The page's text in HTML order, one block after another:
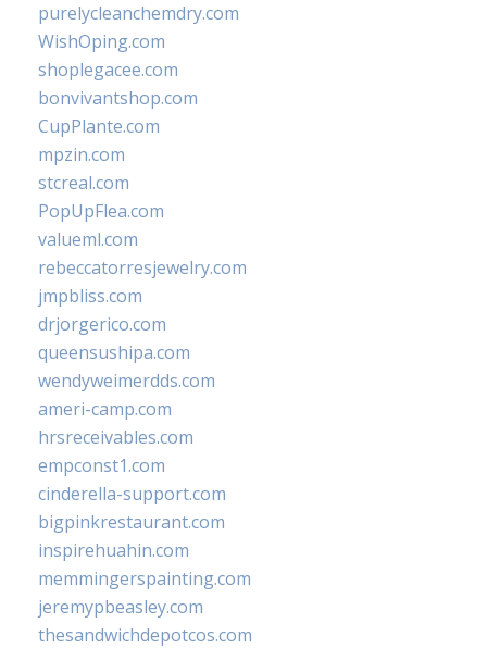
purelycleanchemdry.com
WishOping.com
shoplegacee.com
bonvivantshop.com
CupPlante.com
mpzin.com
stcreal.com
PopUpFlea.com
valueml.com
rebeccatorresjewelry.com
jmpbliss.com
drjorgerico.com
queensushipa.com
wendyweimerdds.com
ameri-camp.com
hrsreceivables.com
empconst1.com
cinderella-support.com
bigpinkrestaurant.com
inspirehuahin.com
memmingerspainting.com
jeremypbeasley.com
thesandwichdepotcos.com